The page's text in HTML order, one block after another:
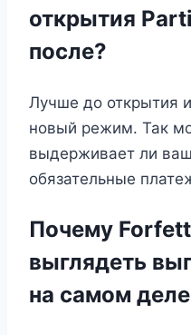
открытия
после?
Лучше до открытия
новый режим. Так
выдерживает ли
обязательные
Почему
выглядеть
на самом